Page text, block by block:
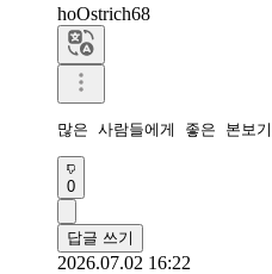
hoOstrich68
많은 사람들에게 좋은 본보
0
답글 쓰기
2026.07.02 16:22